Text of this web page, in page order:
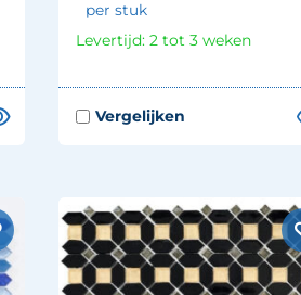
per stuk
Levertijd: 2 tot 3 weken